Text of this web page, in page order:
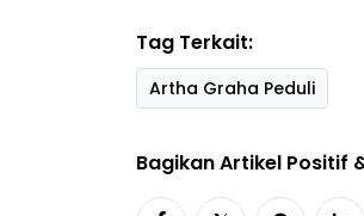
Tag Terkait:
Artha Graha Peduli
Bagikan Artikel Positif